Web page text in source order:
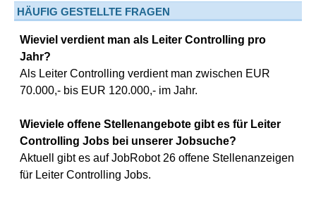
HÄUFIG GESTELLTE FRAGEN
Wieviel verdient man als Leiter Controlling pro
Jahr?
Als Leiter Controlling verdient man zwischen EUR
70.000,- bis EUR 120.000,- im Jahr.
Wieviele offene Stellenangebote gibt es für Leiter
Controlling Jobs bei unserer Jobsuche?
Aktuell gibt es auf JobRobot 26 offene Stellenanzeigen
für Leiter Controlling Jobs.